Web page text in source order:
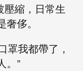
縮，日常生
侈。
罩我都帶了，
。”